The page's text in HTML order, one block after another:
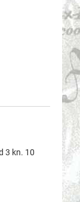
3 kn. 10